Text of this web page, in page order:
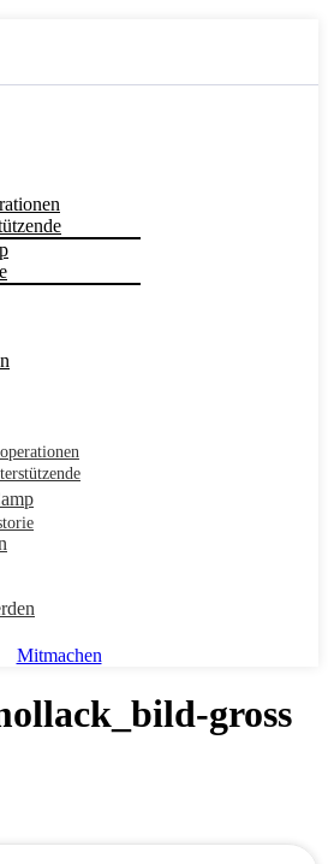
Mitmachen
gross